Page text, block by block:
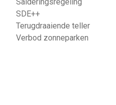
SDE++
Terugdraaiende teller
Verbod zonneparken